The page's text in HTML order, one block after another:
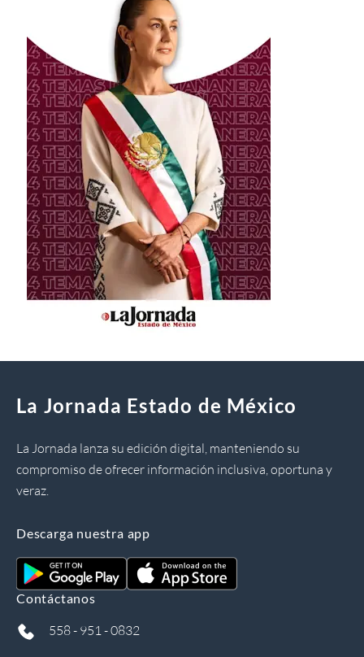
La Jornada Estado de México
La Jornada lanza su edición digital, manteniendo su
compromiso de ofrecer información inclusiva, oportuna y
veraz.
Descarga nuestra app
Contáctanos
558 - 951 - 0832